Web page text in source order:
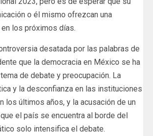
o él mismo ofrezcan una
los próximos días.
desatada por las palabras de
que la democracia en México se ha
de debate y preocupación. La
y la desconfianza en las instituciones
los últimos años, y la acusación de un
el país se encuentra al borde del
solo intensifica el debate.